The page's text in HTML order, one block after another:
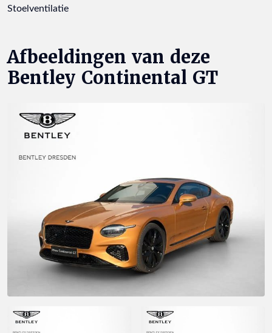
Stoelventilatie
Afbeeldingen van deze
Bentley Continental GT